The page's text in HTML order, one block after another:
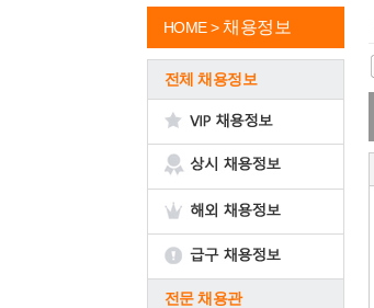
HOME > 채용정보
전체 채용정보
전문 채용관